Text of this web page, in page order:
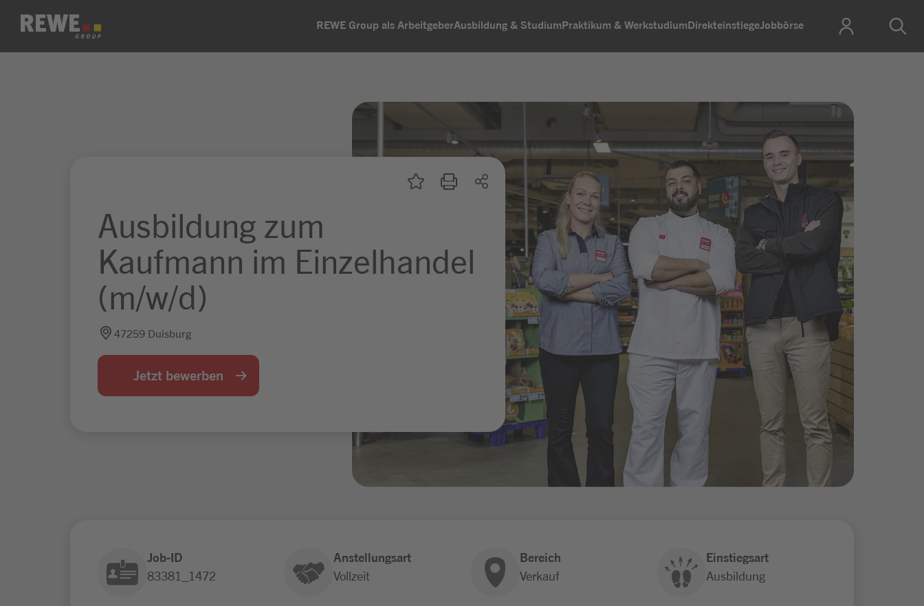
Zum Inhalt springen REWE Group als ArbeitgeberAusbildung & StudiumPraktikum & WerkstudiumDirekteinstiegeJobbörse
Ausbildung zum
Kaufmann im Einzelhandel
(m/w/d)
47259 Duisburg
Jetzt bewerben
Job-ID
83381_1472
Anstellungsart
Vollzeit
Bereich
Verkauf
Einstiegsart
Ausbildung